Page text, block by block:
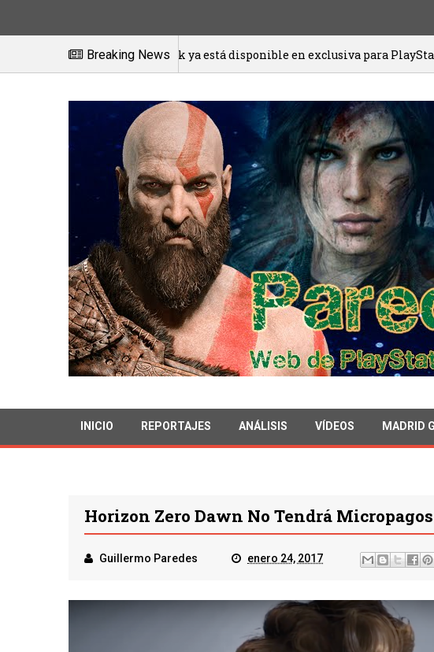
Breaking News
Windfolk ya está disponible en exclusiva para PlayStation
INICIO REPORTAJES ANÁLISIS VÍDEOS MADRID
Horizon Zero Dawn No Tendrá Micropagos
Guillermo Paredes enero 24, 2017